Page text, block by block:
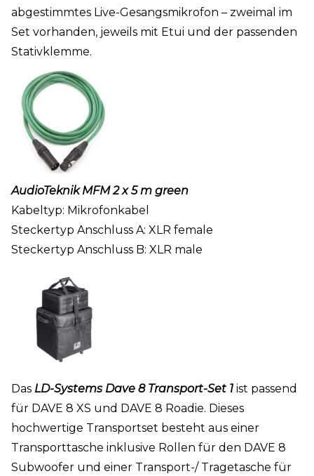
abgestimmtes Live-Gesangsmikrofon – zweimal im
Set vorhanden, jeweils mit Etui und der passenden
Stativklemme.
AudioTeknik MFM 2 x 5 m green
Kabeltyp: Mikrofonkabel
Steckertyp Anschluss A: XLR female
Steckertyp Anschluss B: XLR male
Das LD-Systems Dave 8 Transport-Set 1 ist passend
für DAVE 8 XS und DAVE 8 Roadie. Dieses
hochwertige Transportset besteht aus einer
Transporttasche inklusive Rollen für den DAVE 8
Subwoofer und einer Transport-/ Tragetasche für